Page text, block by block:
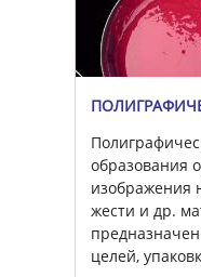
образования
изображения
жести и др.
целей,